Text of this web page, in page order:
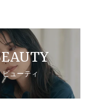
ビューティ